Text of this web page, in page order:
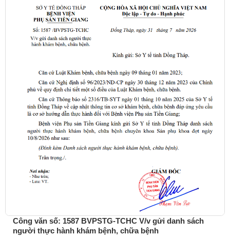
Công văn số: 1587 BVPSTG-TCHC V/v gửi danh sách
người thực hành khám bệnh, chữa bệnh